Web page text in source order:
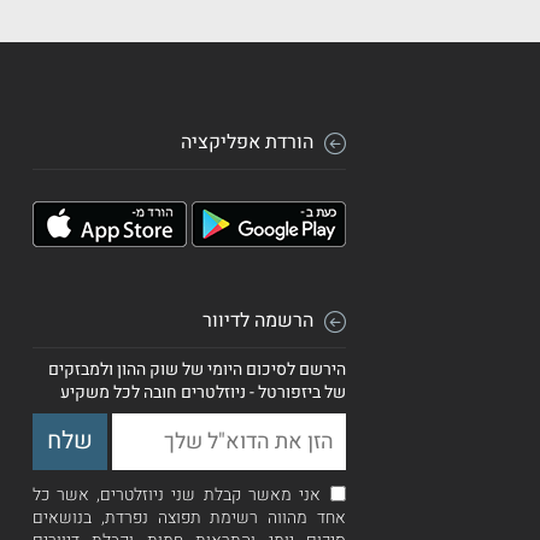
הורדת אפליקציה
הרשמה לדיוור
הירשם לסיכום היומי של שוק ההון ולמבזקים
של ביזפורטל - ניוזלטרים חובה לכל משקיע
אני מאשר קבלת שני ניוזלטרים, אשר כל
אחד מהווה רשימת תפוצה נפרדת, בנושאים